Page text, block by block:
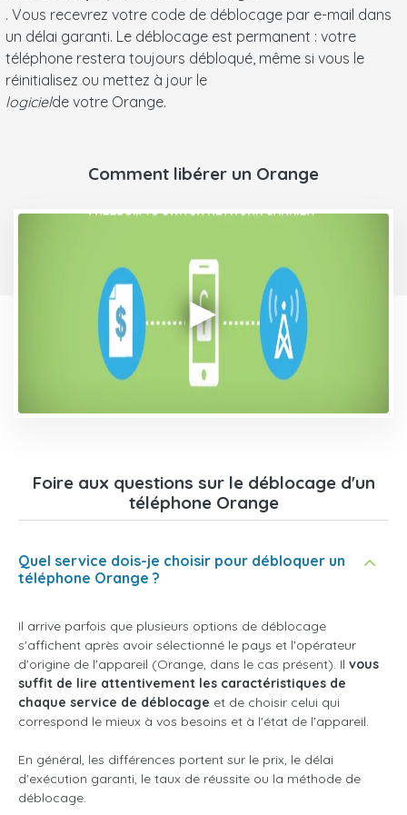
. Vous recevrez votre code de déblocage par e-mail dans
un délai garanti. Le déblocage est permanent : votre
téléphone restera toujours débloqué, même si vous le
réinitialisez ou mettez à jour le
logicielde votre Orange.
Comment libérer un Orange
Foire aux questions sur le déblocage d'un
téléphone Orange
Quel service dois-je choisir pour débloquer un
téléphone Orange ?
Il arrive parfois que plusieurs options de déblocage
s'affichent après avoir sélectionné le pays et l'opérateur
d'origine de l'appareil (Orange, dans le cas présent). Il vous
suffit de lire attentivement les caractéristiques de
chaque service de déblocage et de choisir celui qui
correspond le mieux à vos besoins et à l'état de l'appareil.
En général, les différences portent sur le prix, le délai
d'exécution garanti, le taux de réussite ou la méthode de
déblocage.